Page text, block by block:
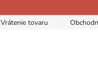
Vrátenie tovaru